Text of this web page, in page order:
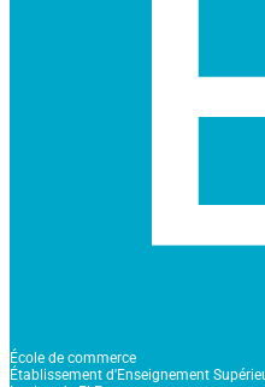
École de commerce
Établissement d'Enseignement